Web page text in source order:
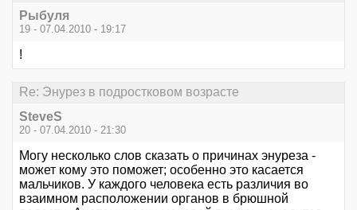
Рыбуля
19 - 07.04.2010 - 19:17
!
Re: Энурез в подростковом возрасте
SteveS
20 - 07.04.2010 - 21:30
Могу несколько слов сказать о причинах энуреза -
может кому это поможет; особенно это касается
мальчиков. У каждого человека есть различия во
взаимном расположении органов в брюшной